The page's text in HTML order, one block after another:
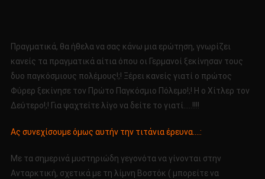
ΤΩΝ
ΒΡΕΤΑΝΩΝ
ΣΤΗΝ
ΑΝΤΑΡΚΤΙΚΗ
Η
ΑΛΗΘΕΙΑ!!!!
Πραγματικά, θα ήθελα να σας κάνω μια ερώτηση, γνωρίζει
κανείς τα πραγματικά αίτια όπου οι Γερμανοί ξεκίνησαν τους
δυο παγκόσμιους πολέμους!;! Ξέρει κανείς γιατί ο πρώτος
Φύρερ ξεκίνησε τον Πρώτο Παγκόσμιο Πόλεμο!;! Η ο Χίτλερ τον
Δεύτερο!;! Για ψαχτείτε λίγο να δείτε το γιατί…..!!!!
Ας συνεχίσουμε όμως αυτήν την τιτάνια έρευνα….:
Με τα σημερινά μυστηριώδη γεγονότα να γίνονται στην
Ανταρκτική, σχετικά με τη λίμνη Βοστόκ ( μπορείτε να